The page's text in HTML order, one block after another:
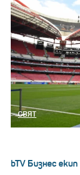
СВЯТ
bTV Бизнес екип